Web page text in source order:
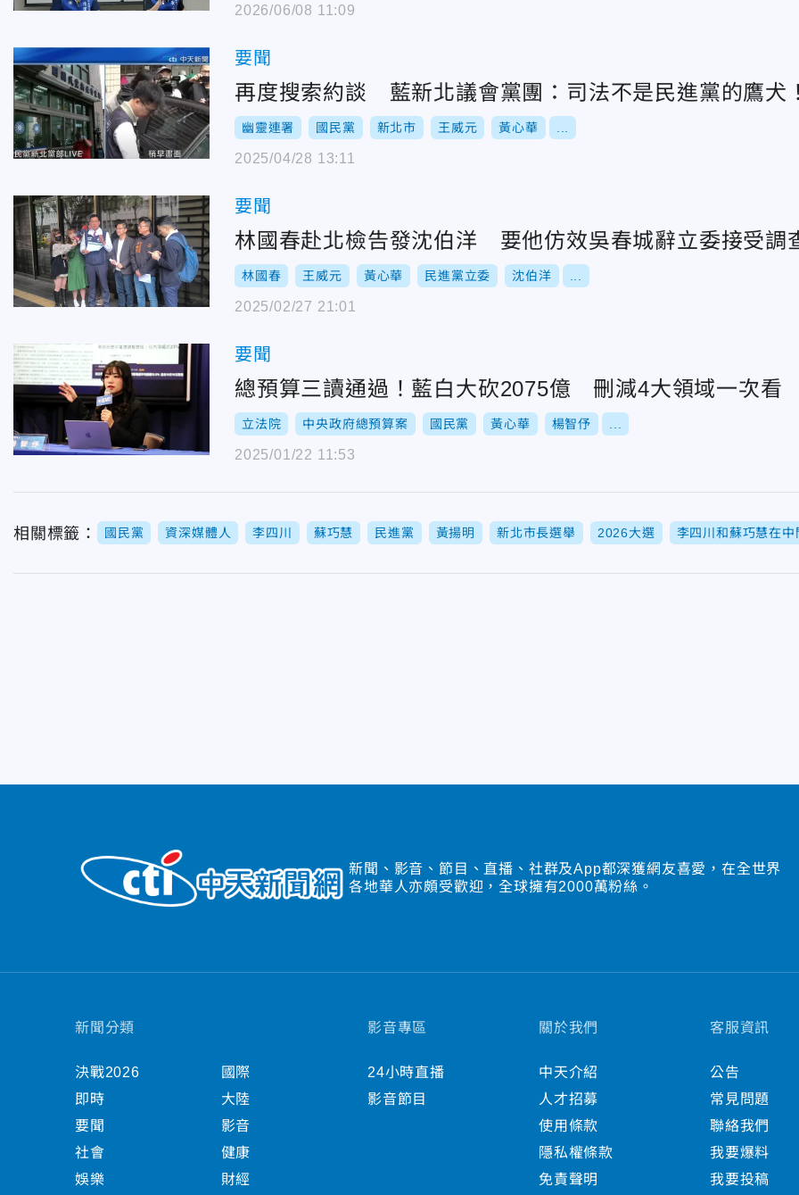
2026/06/08 11:09
要聞
再度搜索約談 藍新北議會黨團：司法不是民進黨的鷹犬
幽靈連署 國民黨 新北市 王威元 黃心華
2025/04/28 13:11
要聞
林國春赴北檢告發沈伯洋 要他仿效吳春城辭立委接受調
林國春 王威元 黃心華 民進黨立委 沈伯洋
2025/02/27 21:01
要聞
總預算三讀通過！藍白大砍2075億 刪減4大領域一次看
立法院 中央政府總預算案 國民黨 黃心華 楊智伃
2025/01/22 11:53
相關標籤： 國民黨 資深媒體人 李四川 蘇巧慧 民進黨 黃揚明 新北市長選舉 2026大選 李四川和蘇巧慧在
新聞、影音、節目、直播、社群及App都深獲網友喜愛，在全世界
各地華人亦頗受歡迎，全球擁有2000萬粉絲。
新聞分類
決戰2026
即時
要聞
社會
娛樂
國際
大陸
影音
健康
財經
影音專區
24小時直播
影音節目
關於我們
中天介紹
人才招募
使用條款
隱私權條款
免責聲明
客服資訊
公告
常見問題
聯絡我們
我要爆料
我要投稿